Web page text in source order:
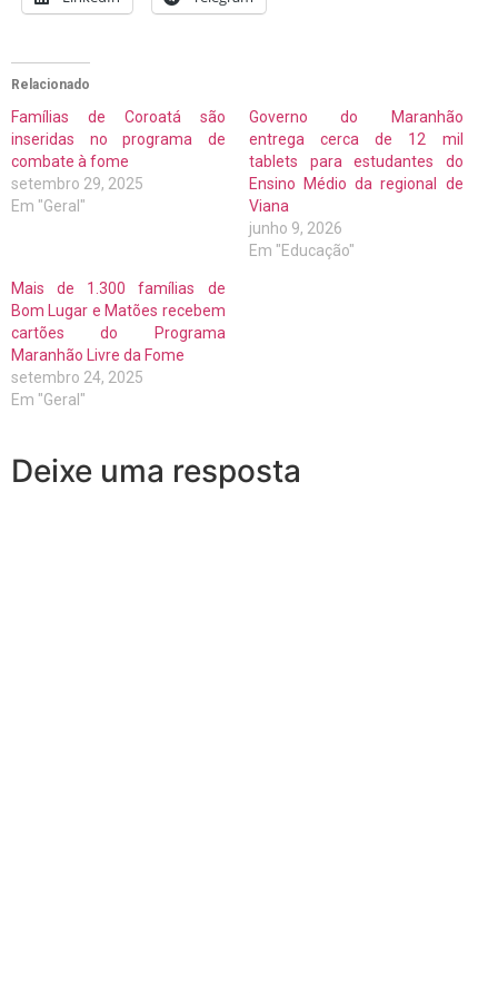
Relacionado
Famílias de Coroatá são
inseridas no programa de
combate à fome
setembro 29, 2025
Em "Geral"
Governo do Maranhão
entrega cerca de 12 mil
tablets para estudantes do
Ensino Médio da regional de
Viana
junho 9, 2026
Em "Educação"
Mais de 1.300 famílias de
Bom Lugar e Matões recebem
cartões do Programa
Maranhão Livre da Fome
setembro 24, 2025
Em "Geral"
Deixe uma resposta